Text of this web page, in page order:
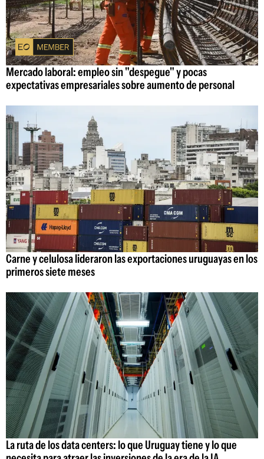
Mercado laboral: empleo sin "despegue" y pocas
expectativas empresariales sobre aumento de personal
Carne y celulosa lideraron las exportaciones uruguayas en los
primeros siete meses
La ruta de los data centers: lo que Uruguay tiene y lo que